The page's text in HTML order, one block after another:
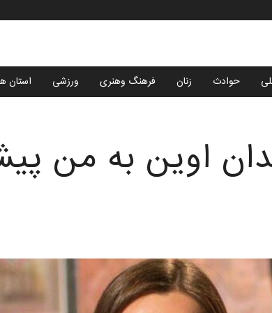
حوادث زنان فرهنگ وهنری ورزشی استان
اوین به من